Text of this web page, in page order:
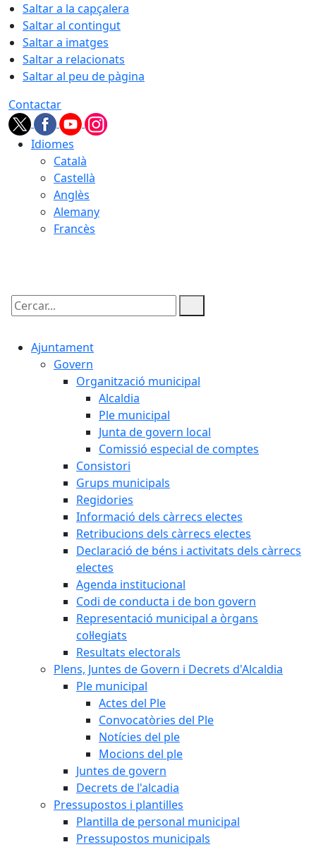
Saltar a la capçalera
Saltar al contingut
Saltar a imatges
Saltar a relacionats
Saltar al peu de pàgina
Contactar
Idiomes
Català
Castellà
Anglès
Alemany
Francès
Cercar:
Ajuntament
Govern
Organització municipal
Alcaldia
Ple municipal
Junta de govern local
Comissió especial de comptes
Consistori
Grups municipals
Regidories
Informació dels càrrecs electes
Retribucions dels càrrecs electes
Declaració de béns i activitats dels càrrecs
electes
Agenda institucional
Codi de conducta i de bon govern
Representació municipal a òrgans
col·legiats
Resultats electorals
Plens, Juntes de Govern i Decrets d'Alcaldia
Ple municipal
Actes del Ple
Convocatòries del Ple
Notícies del ple
Mocions del ple
Juntes de govern
Decrets de l'alcadia
Pressupostos i plantilles
Plantilla de personal municipal
Pressupostos municipals